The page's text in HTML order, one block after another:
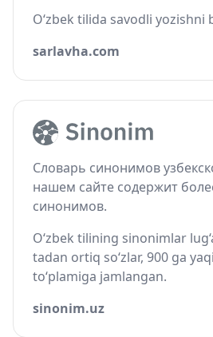
O‘zbek tilida savodli yozishni
sarlavha.com
Словарь синонимов
нашем сайте содержит
синонимов.
O‘zbek tilining sinonimlar
tadan ortiq so‘zlar, 900 ga
to‘plamiga jamlangan.
sinonim.uz